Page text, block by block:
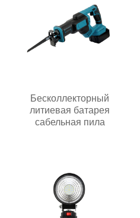
Бесколлекторный
литиевая батарея
сабельная пила